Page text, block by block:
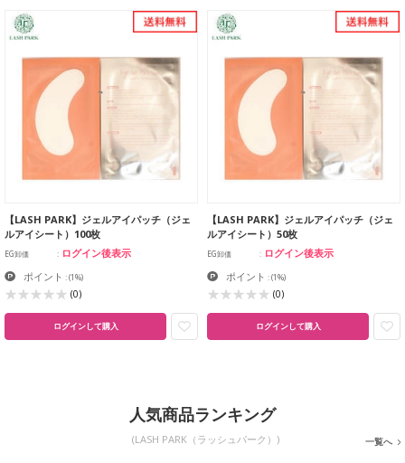
【LASH PARK】ジェルアイパッチ（ジェ
ルアイシート）100枚
EG卸価 ログイン後表示
ポイント :(1%)
(0)
ログインして購入
【LASH PARK】ジェルアイパッチ（ジェ
ルアイシート）50枚
EG卸価 ログイン後表示
ポイント :(1%)
(0)
ログインして購入
人気商品ランキング
(LASH PARK（ラッシュパーク）) 一覧へ